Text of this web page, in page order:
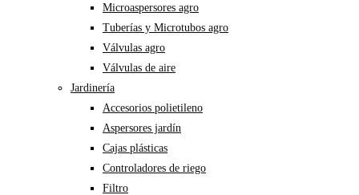
Microaspersores agro
Tuberías y Microtubos agro
Válvulas agro
Válvulas de aire
Jardinería
Accesorios polietileno
Aspersores jardín
Cajas plásticas
Controladores de riego
Filtro